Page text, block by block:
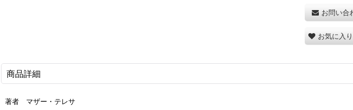
お問い合
お気に入
商品詳細
著者 マザー・テレサ